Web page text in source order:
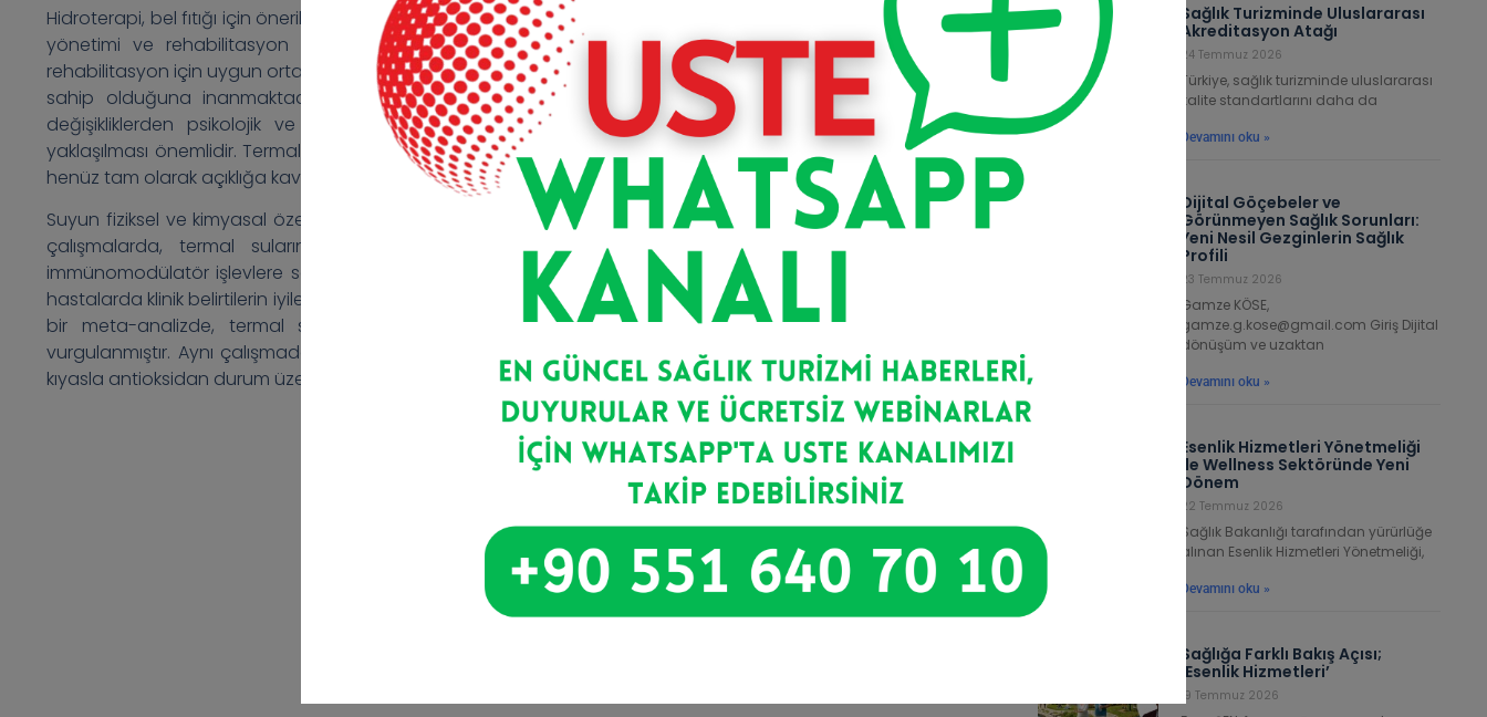
Hidroterapi, bel fıtığı için önerilen tedavi yöntemlerinden biridir. Kas-iskelet sistemi bozuklukları olan bireylerde ağrı
yönetimi ve rehabilitasyon amacıyla dünya genelinde yaygın olarak uygulanmaktadır. Termal merkezler,
rehabilitasyon için uygun ortamlar olarak kabul edilmektedir. Birçok kişi, doğal sıcak kaplıcaların iyileştirici özelliklere
sahip olduğuna inanmaktadır. Biyopsikososyal bir varlık olan insan, vücudunda meydana gelen biyolojik
değişikliklerden psikolojik ve sosyal açıdan da etkilenir. Bu nedenle tedaviye bütüncül bir perspektiften
yaklaşılması önemlidir. Termal suyun yararlı etkileri fiziksel ve kimyasal faktörlerle ilişkilidir; ancak etki mekanizması
henüz tam olarak açıklığa kavuşturulamamıştır.
Suyun fiziksel ve kimyasal özellikleri, nöroimmünoendokrin sistem üzerinde olumlu etkiler göstermektedir. Geçmiş
çalışmalarda, termal suların antiinflamatuar ve kondroprotektif özelliklerinin yanı sıra antioksidan ve
immünomodülatör işlevlere sahip olduğu ortaya konmuştur. Çok sayıda çalışma, hidroterapinin bel ağrısı olan
hastalarda klinik belirtilerin iyileştirilmesinde yararlı etkilerini desteklemektedir. Bender (2014) tarafından yayımlanan
bir meta-analizde, termal suyun inflamatuar indeksler üzerindeki etkilerini inceleyen dört farklı çalışma
vurgulanmıştır. Aynı çalışmada, C-reaktif protein düzeylerinde azalma olduğu ve termal suyun musluk suyuna
kıyasla antioksidan durum üzerinde daha yararlı etkiler sağladığı gösterilmiştir.
Sağlık Turizminde Uluslararası
Akreditasyon Atağı
24 Temmuz 2026
Türkiye, sağlık turizminde uluslararası
kalite standartlarını daha da
Devamını oku »
Dijital Göçebeler ve
Görünmeyen Sağlık Sorunları:
Yeni Nesil Gezginlerin Sağlık
Profili
23 Temmuz 2026
Gamze KÖSE,
gamze.g.kose@gmail.com Giriş Dijital
dönüşüm ve uzaktan
Devamını oku »
Esenlik Hizmetleri Yönetmeliği
ile Wellness Sektöründe Yeni
Dönem
22 Temmuz 2026
Sağlık Bakanlığı tarafından yürürlüğe
alınan Esenlik Hizmetleri Yönetmeliği,
Devamını oku »
Sağlığa Farklı Bakış Açısı;
‘Esenlik Hizmetleri’
19 Temmuz 2026